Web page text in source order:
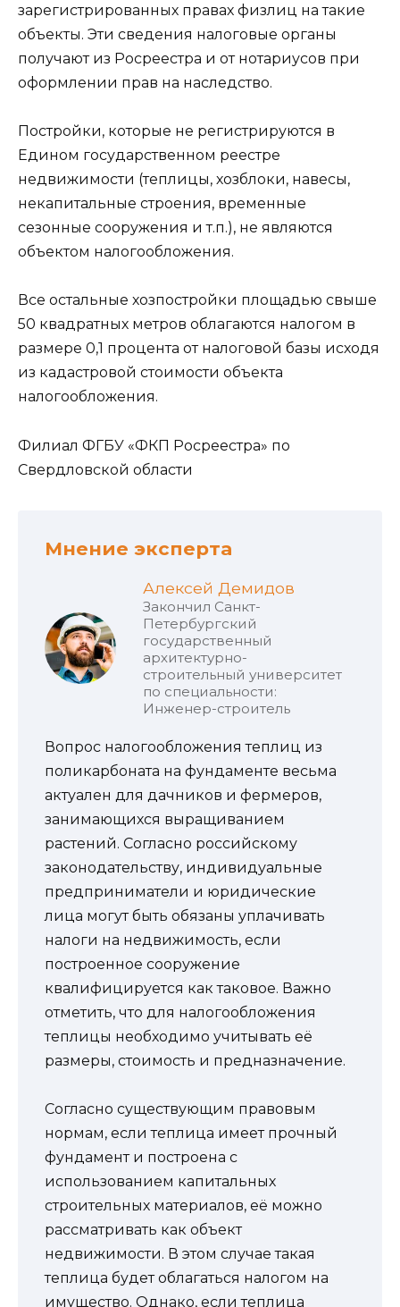
зарегистрированных правах физлиц на такие
объекты. Эти сведения налоговые органы
получают из Росреестра и от нотариусов при
оформлении прав на наследство.
Постройки, которые не регистрируются в
Едином государственном реестре
недвижимости (теплицы, хозблоки, навесы,
некапитальные строения, временные
сезонные сооружения и т.п.), не являются
объектом налогообложения.
Все остальные хозпостройки площадью свыше
50 квадратных метров облагаются налогом в
размере 0,1 процента от налоговой базы исходя
из кадастровой стоимости объекта
налогообложения.
Филиал ФГБУ «ФКП Росреестра» по
Свердловской области
Мнение эксперта
Алексей Демидов
Закончил Санкт-
Петербургский
государственный
архитектурно-
строительный университет
по специальности:
Инженер-строитель
Вопрос налогообложения теплиц из
поликарбоната на фундаменте весьма
актуален для дачников и фермеров,
занимающихся выращиванием
растений. Согласно российскому
законодательству, индивидуальные
предприниматели и юридические
лица могут быть обязаны уплачивать
налоги на недвижимость, если
построенное сооружение
квалифицируется как таковое. Важно
отметить, что для налогообложения
теплицы необходимо учитывать её
размеры, стоимость и предназначение.
Согласно существующим правовым
нормам, если теплица имеет прочный
фундамент и построена с
использованием капитальных
строительных материалов, её можно
рассматривать как объект
недвижимости. В этом случае такая
теплица будет облагаться налогом на
имущество. Однако, если теплица